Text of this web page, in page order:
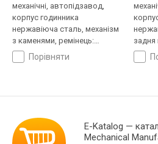
механічні, автопідзавод,
корпус годинника
нержавіюча сталь, механізм
з каменями, ремінець:
ремінець шкіряний, WR 50,
Швейцарія
порівняти
задня
E-Katalog —
Mechanical